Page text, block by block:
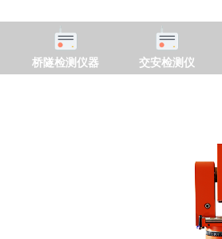
桥隧检测仪器 交安检测仪